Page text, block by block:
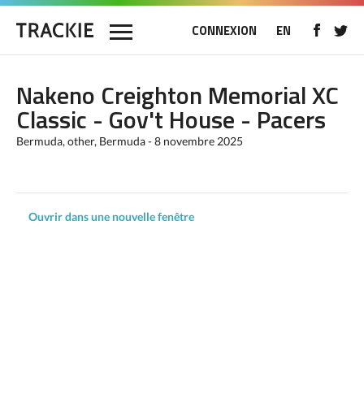
CONNEXION EN
Nakeno Creighton Memorial XC
Classic - Gov't House - Pacers
Bermuda, other, Bermuda - 8 novembre 2025
Ouvrir dans une nouvelle fenêtre